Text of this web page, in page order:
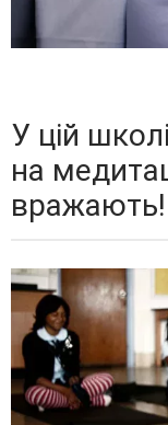
У цій
на